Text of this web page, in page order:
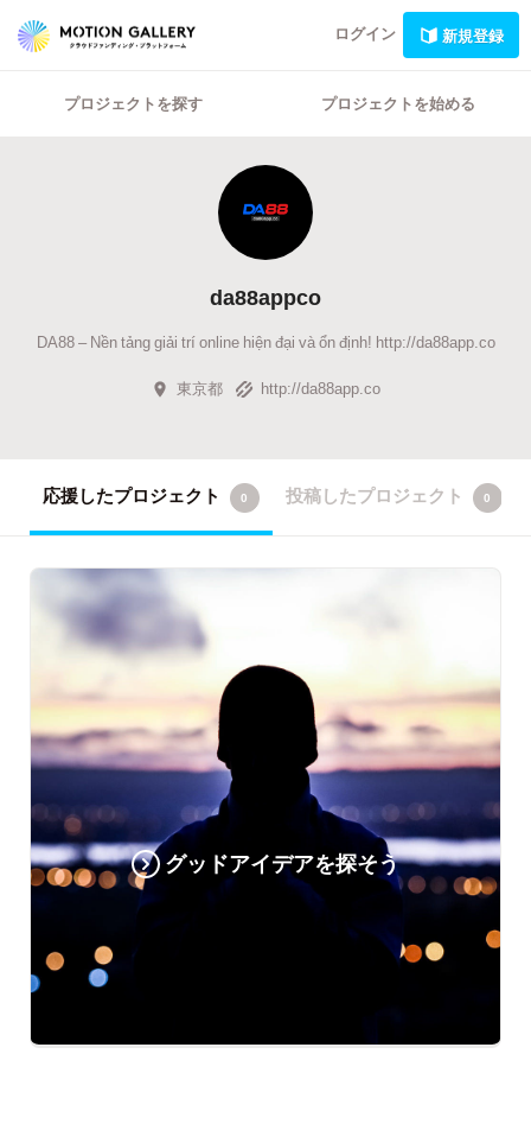
ログイン 新規登録
プロジェクトを探す プロジェクトを始める
da88appco
DA88 – Nền tảng giải trí online hiện đại và ổn định! http://da88app.co
東京都 http://da88app.co
応援したプロジェクト 0 投稿したプロジェクト 0
グッドアイデアを探そう